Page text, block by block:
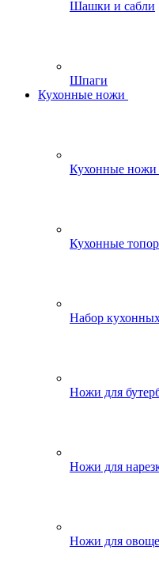
Шашки и сабли
Шпаги
Кухонные ножи
Кухонные ножи
Кухонные
Набор
Ножи для
Ножи для
Ножи для